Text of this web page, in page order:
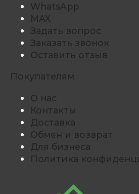
WhatsApp
MAX
Задать вопрос
Заказать звонок
Оставить отзыв
Покупателям
О нас
Контакты
Доставка
Обмен и возврат
Для бизнеса
Политика